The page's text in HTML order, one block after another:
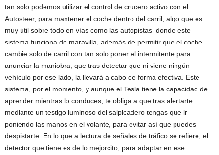
tan solo podemos utilizar el control de crucero activo con el
Autosteer, para mantener el coche dentro del carril, algo que es
muy útil sobre todo en vías como las autopistas, donde este
sistema funciona de maravilla, además de permitir que el coche
cambie solo de carril con tan solo poner el intermitente para
anunciar la maniobra, que tras detectar que ni viene ningún
vehículo por ese lado, la llevará a cabo de forma efectiva. Este
sistema, por el momento, y aunque el Tesla tiene la capacidad de
aprender mientras lo conduces, te obliga a que tras alertarte
mediante un testigo luminoso del salpicadero tengas que ir
poniendo las manos en el volante, para evitar así que puedes
despistarte. En lo que a lectura de señales de tráfico se refiere, el
detector que tiene es de lo mejorcito, para adaptar en ese